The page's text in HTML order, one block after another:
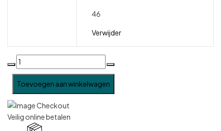
46
Verwijder
Toevoegen aan winkelwagen
Veilig online betalen